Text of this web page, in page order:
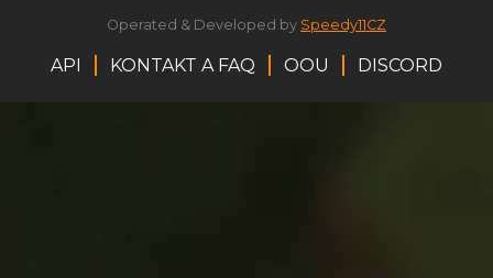
Operated & Developed by Speedy11CZ
API KONTAKT A FAQ OOU DISCORD